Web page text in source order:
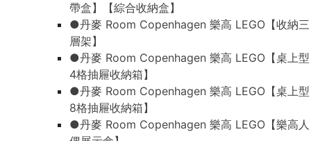
帶盒】【綜合收納盒】
●丹麥 Room Copenhagen 樂高 LEGO【收納三
層架】
●丹麥 Room Copenhagen 樂高 LEGO【桌上型
4格抽屜收納箱】
●丹麥 Room Copenhagen 樂高 LEGO【桌上型
8格抽屜收納箱】
●丹麥 Room Copenhagen 樂高 LEGO【樂高人